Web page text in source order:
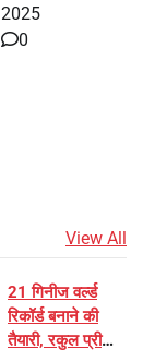
2025
0
View All
21 गिनीज वर्ल्ड
रिकॉर्ड बनाने की
तैयारी, रकुल प्रीत